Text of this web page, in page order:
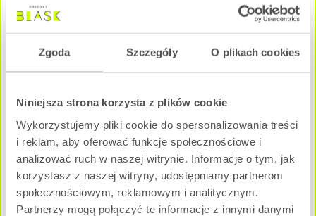
Zgoda Szczegóły O plikach cookies
Niniejsza strona korzysta z plików cookie
Wykorzystujemy pliki cookie do spersonalizowania treści
i reklam, aby oferować funkcje społecznościowe i
analizować ruch w naszej witrynie. Informacje o tym, jak
korzystasz z naszej witryny, udostępniamy partnerom
społecznościowym, reklamowym i analitycznym.
Partnerzy mogą połączyć te informacje z innymi danymi